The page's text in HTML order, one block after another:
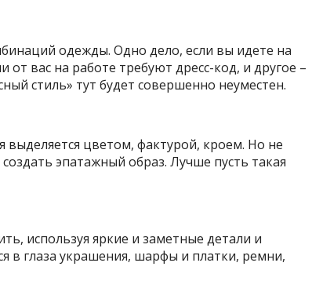
одежды. Одно дело, если вы идете на
от вас на работе требуют дресс-код, и другое –
стиль» тут будет совершенно неуместен.
выделяется цветом, фактурой, кроем. Но не
эпатажный образ. Лучше пусть такая
используя яркие и заметные детали и
в глаза украшения, шарфы и платки, ремни,